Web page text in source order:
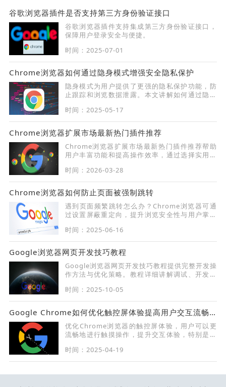
谷歌浏览器插件是否支持第三方身份验证接口
谷歌浏览器插件支持集成第三方身份验证接口，
保障用户登录安全与便捷。
时间：2025-07-01
Chrome浏览器如何通过隐身模式增强安全隐私保护
隐身模式为用户提供了更强的隐私保护功能，防
止跟踪和浏览数据泄露。本文讲解如何通过隐身
全。
时间：2025-05-17
Chrome浏览器扩展市场最新热门插件推荐
Chrome浏览器扩展市场最新热门插件推荐帮助
用户丰富功能和提高操作效率，通过选择实用插
时间：2026-03-28
Chrome浏览器如何防止页面被强制跳转
遇到页面频繁跳转怎么办？Chrome浏览器可通
过设置屏蔽重定向，提升浏览安全性与用户掌控
时间：2025-06-16
Google浏览器网页开发技巧教程
Google浏览器网页开发技巧教程提供完整开发操
作方法与优化策略。教程详细讲解调试、开发及
时间：2025-10-05
Google Chrome如何优化触控屏体验提高用户交互流畅度
优化Chrome浏览器的触控屏体验，用户可以更
流畅地进行触摸操作，提升交互体验，特别是在
时间：2025-04-19